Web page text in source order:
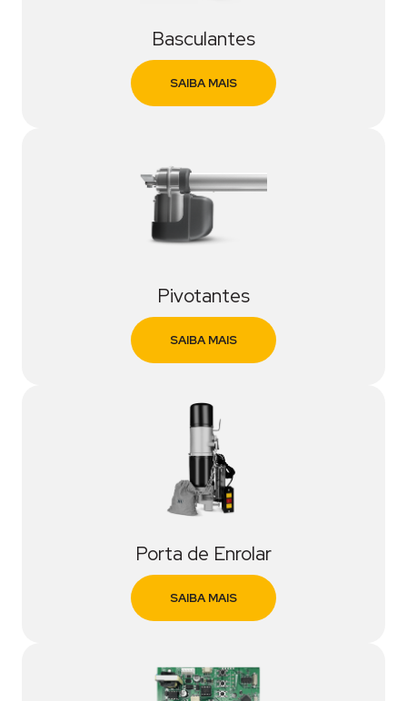
Basculantes
SAIBA MAIS
Pivotantes
SAIBA MAIS
Porta de Enrolar
SAIBA MAIS